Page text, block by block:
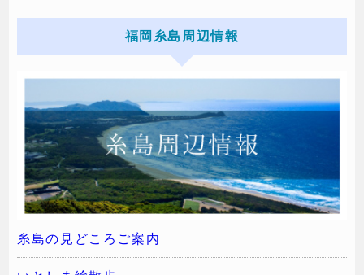
福岡糸島周辺情報
糸島の見どころご案内